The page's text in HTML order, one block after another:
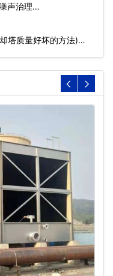
声治理…
塔质量好坏的方法)…